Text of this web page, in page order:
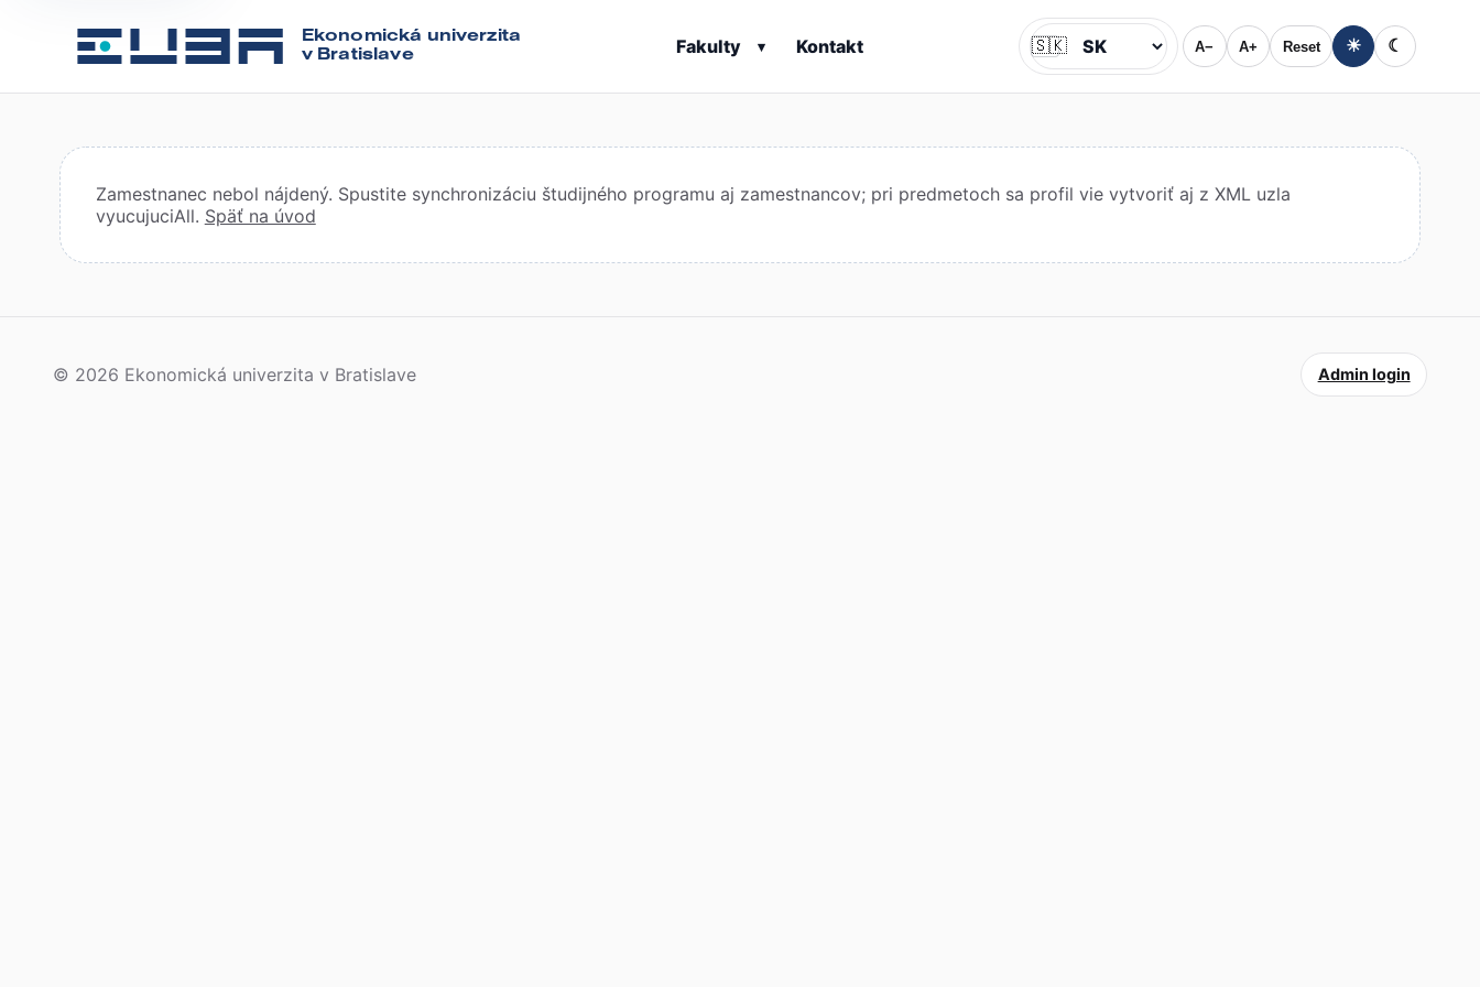
Ekonomická univerzita
v Bratislave
Fakulty ▾ Kontakt Jazyk
🇸🇰 A− A+ Reset ☀ ☾
Zamestnanec nebol nájdený. Spustite synchronizáciu študijného programu aj zamestnancov; pri predmetoch sa profil vie vytvoriť aj z XML uzla
vyucujuciAll. Späť na úvod
© 2026 Ekonomická univerzita v Bratislave Admin login